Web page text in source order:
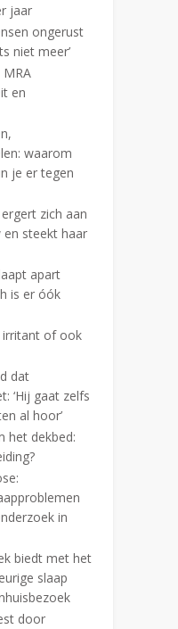
jaar
ongerust
niet meer’
en
waarom
je er tegen
zich aan
en steekt haar
apart
is er óók
irritant of ook
dat
‘Hij gaat zelfs
al hoor’
het dekbed:
in
biedt met het
slaap
door